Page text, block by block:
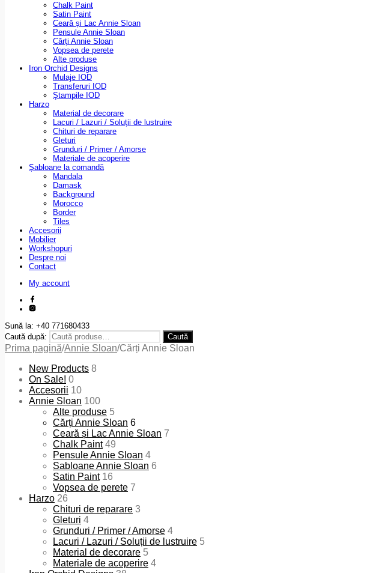
Chalk Paint
Satin Paint
Ceară și Lac Annie Sloan
Pensule Annie Sloan
Cărți Annie Sloan
Vopsea de perete
Alte produse
Iron Orchid Designs
Mulaje IOD
Transferuri IOD
Ştampile IOD
Harzo
Material de decorare
Lacuri / Lazuri / Soluții de lustruire
Chituri de reparare
Gleturi
Grunduri / Primer / Amorse
Materiale de acoperire
Șabloane la comandă
Mandala
Damask
Background
Morocco
Border
Tiles
Accesorii
Mobilier
Workshopuri
Despre noi
Contact
My account
Sună la: +40 771680433
Caută după:
Caută
Prima pagină/Annie Sloan/Cărți Annie Sloan
New Products 8
On Sale! 0
Accesorii 10
Annie Sloan 100
Alte produse 5
Cărți Annie Sloan 6
Ceară și Lac Annie Sloan 7
Chalk Paint 49
Pensule Annie Sloan 4
Sabloane Annie Sloan 6
Satin Paint 16
Vopsea de perete 7
Harzo 26
Chituri de reparare 3
Gleturi 4
Grunduri / Primer / Amorse 4
Lacuri / Lazuri / Soluții de lustruire 5
Material de decorare 5
Materiale de acoperire 4